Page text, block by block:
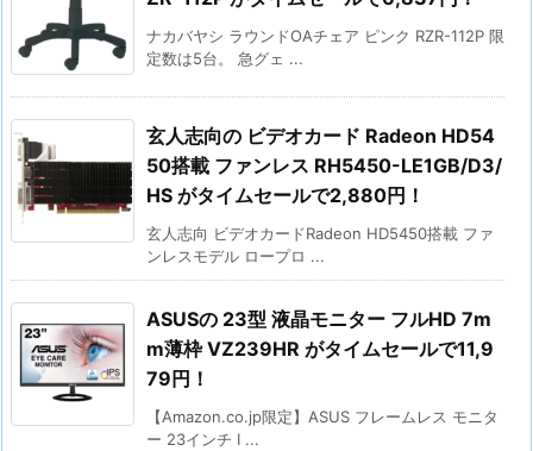
ナカバヤシ ラウンドOAチェア ピンク RZR-112P 限
定数は5台。 急グェ ...
玄人志向の ビデオカード Radeon HD54
50搭載 ファンレス RH5450-LE1GB/D3/
HS がタイムセールで2,880円！
玄人志向 ビデオカードRadeon HD5450搭載 ファ
ンレスモデル ロープロ ...
ASUSの 23型 液晶モニター フルHD 7m
m薄枠 VZ239HR がタイムセールで11,9
79円！
【Amazon.co.jp限定】ASUS フレームレス モニタ
ー 23インチ I ...